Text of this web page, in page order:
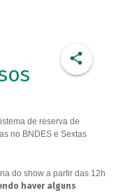
de reserva de
no BNDES e Sextas
do show a partir das 12h
haver alguns